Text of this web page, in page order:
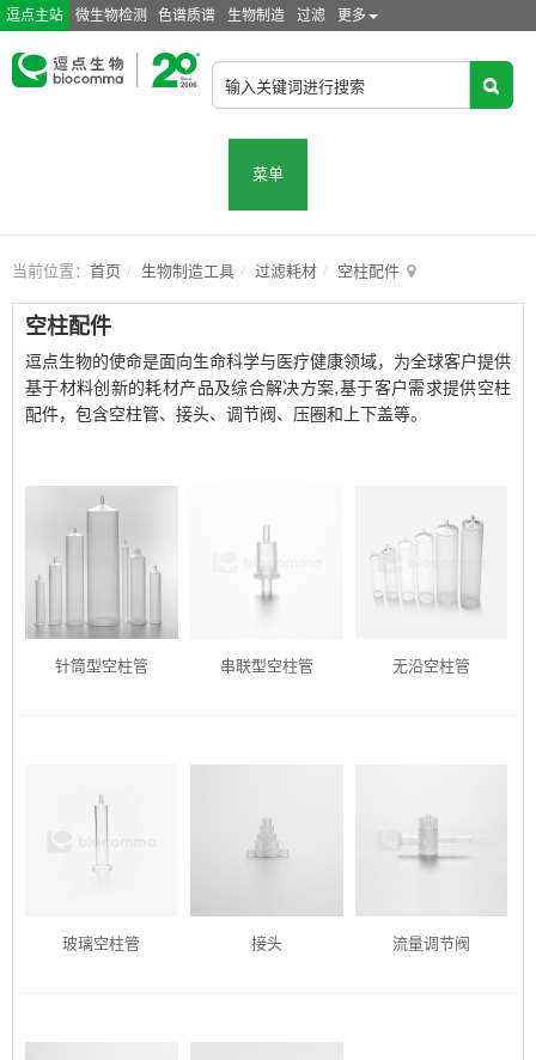
逗点主站 微生物检测 色谱质谱 生物制造 过滤 更多
菜单
当前位置： 首页 生物制造工具 过滤耗材 空柱配件
空柱配件
逗点生物的使命是面向生命科学与医疗健康领域，为全球客户提供
基于材料创新的耗材产品及综合解决方案,基于客户需求提供空柱
配件，包含空柱管、接头、调节阀、压圈和上下盖等。
针筒型空柱管 串联型空柱管 无沿空柱管
玻璃空柱管 接头 流量调节阀